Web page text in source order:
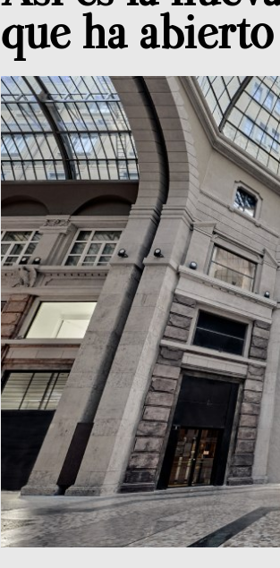
que ha